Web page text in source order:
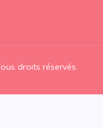
droits réservés.